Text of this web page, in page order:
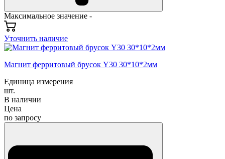
Максимальное значение -
Уточнить наличие
Магнит ферритовый брусок Y30 30*10*2мм
Единица измерения
шт.
В наличии
Цена
по запросу